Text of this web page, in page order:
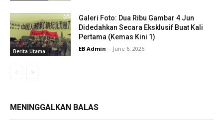
Berita Utama
Galeri Foto: Dua Ribu Gambar 4 Jun
Didedahkan Secara Eksklusif Buat Kali
Pertama (Kemas Kini 1)
EB Admin - June 6, 2026
MENINGGALKAN BALAS